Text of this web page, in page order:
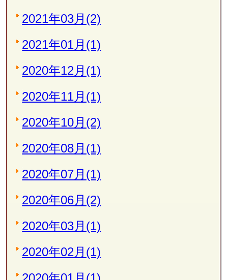
2021年03月(2)
2021年01月(1)
2020年12月(1)
2020年11月(1)
2020年10月(2)
2020年08月(1)
2020年07月(1)
2020年06月(2)
2020年03月(1)
2020年02月(1)